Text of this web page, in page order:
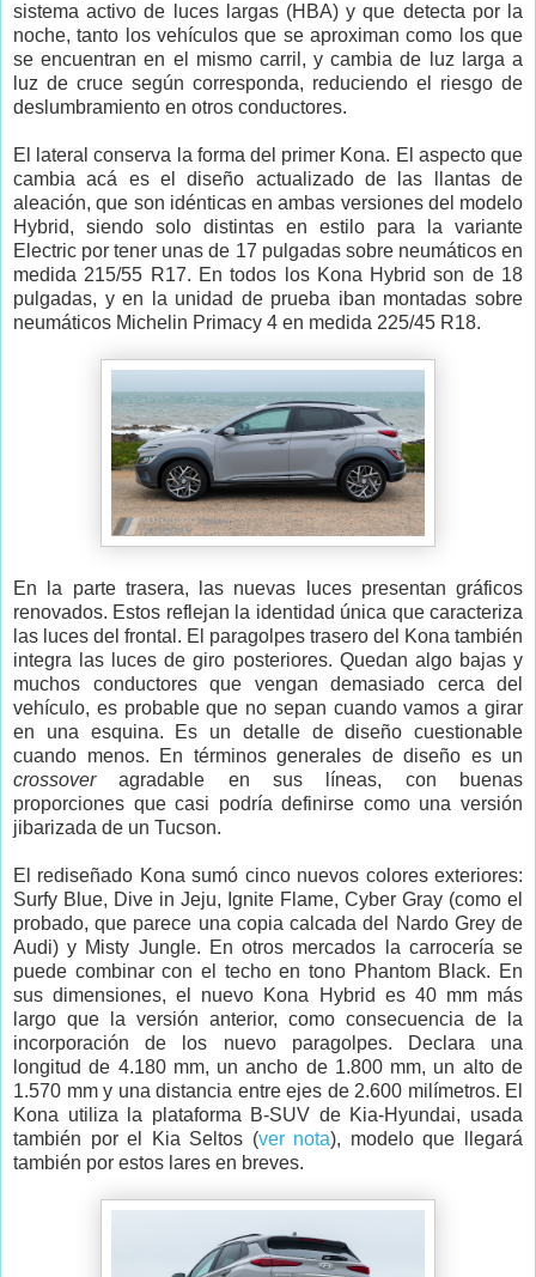
sistema activo de luces largas (HBA) y que detecta por la
noche, tanto los vehículos que se aproximan como los que
se encuentran en el mismo carril, y cambia de luz larga a
luz de cruce según corresponda, reduciendo el riesgo de
deslumbramiento en otros conductores.
El lateral conserva la forma del primer Kona. El aspecto que
cambia acá es el diseño actualizado de las llantas de
aleación, que son idénticas en ambas versiones del modelo
Hybrid, siendo solo distintas en estilo para la variante
Electric por tener unas de 17 pulgadas sobre neumáticos en
medida 215/55 R17. En todos los Kona Hybrid son de 18
pulgadas, y en la unidad de prueba iban montadas sobre
neumáticos Michelin Primacy 4 en medida 225/45 R18.
En la parte trasera, las nuevas luces presentan gráficos
renovados. Estos reflejan la identidad única que caracteriza
las luces del frontal. El paragolpes trasero del Kona también
integra las luces de giro posteriores. Quedan algo bajas y
muchos conductores que vengan demasiado cerca del
vehículo, es probable que no sepan cuando vamos a girar
en una esquina. Es un detalle de diseño cuestionable
cuando menos. En términos generales de diseño es un
crossoveragradable en sus líneas, con buenas
proporciones que casi podría definirse como una versión
jibarizada de un Tucson.
El rediseñado Kona sumó cinco nuevos colores exteriores:
Surfy Blue, Dive in Jeju, Ignite Flame, Cyber Gray (como el
probado, que parece una copia calcada del Nardo Grey de
Audi) y Misty Jungle. En otros mercados la carrocería se
puede combinar con el techo en tono Phantom Black. En
sus dimensiones, el nuevo Kona Hybrid es 40 mm más
largo que la versión anterior, como consecuencia de la
incorporación de los nuevo paragolpes. Declara una
longitud de 4.180 mm, un ancho de 1.800 mm, un alto de
1.570 mm y una distancia entre ejes de 2.600 milímetros. El
Kona utiliza la plataforma B-SUV de Kia-Hyundai, usada
también por el Kia Seltos (ver nota), modelo que llegará
también por estos lares en breves.